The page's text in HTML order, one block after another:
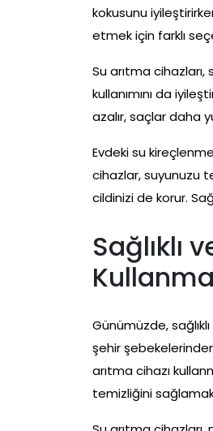
kokusunu
etmek için farklı
Su arıtma
kullanımını da
azalır, saçlar daha
Evdeki su
cihazlar, suyunuzu
cildinizi de korur.
Sağlıklı
Günümüzde,
şehir
arıtma cihazı
temizliğini